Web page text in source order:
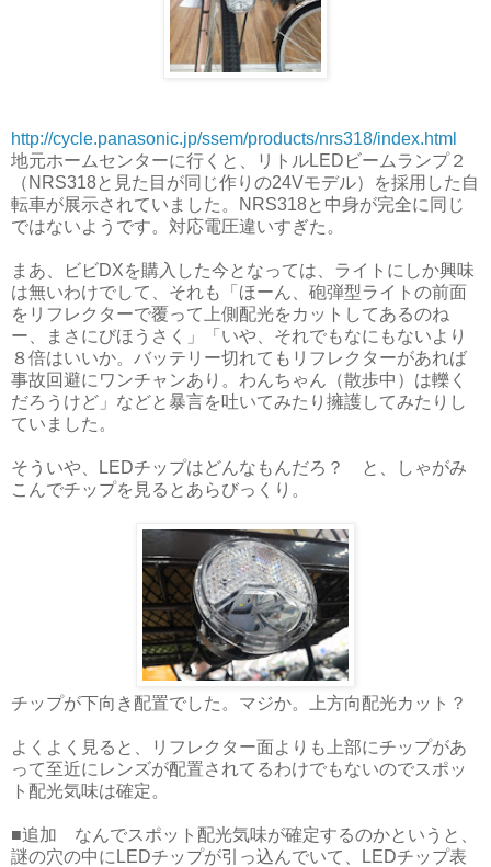
http://cycle.panasonic.jp/ssem/products/nrs318/index.html
地元ホームセンターに行くと、リトルLEDビームランプ２
（NRS318と見た目が同じ作りの24Vモデル）を採用した自
転車が展示されていました。NRS318と中身が完全に同じ
ではないようです。対応電圧違いすぎた。
まあ、ビビDXを購入した今となっては、ライトにしか興味
は無いわけでして、それも「ほーん、砲弾型ライトの前面
をリフレクターで覆って上側配光をカットしてあるのね
ー、まさにびほうさく」「いや、それでもなにもないより
８倍はいいか。バッテリー切れてもリフレクターがあれば
事故回避にワンチャンあり。わんちゃん（散歩中）は轢く
だろうけど」などと暴言を吐いてみたり擁護してみたりし
ていました。
そういや、LEDチップはどんなもんだろ？ と、しゃがみ
こんでチップを見るとあらびっくり。
チップが下向き配置でした。マジか。上方向配光カット？
よくよく見ると、リフレクター面よりも上部にチップがあ
って至近にレンズが配置されてるわけでもないのでスポッ
ト配光気味は確定。
■追加 なんでスポット配光気味が確定するのかというと、
謎の穴の中にLEDチップが引っ込んでいて、LEDチップ表